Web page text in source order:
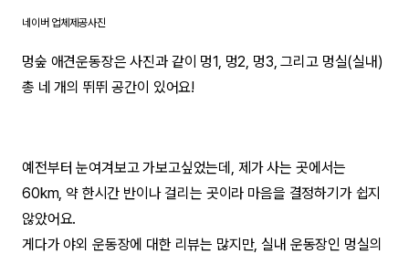
네이버 업체제공사진
멍숲 애견운동장은 사진과 같이 멍1, 멍2, 멍3, 그리고 멍실(실내)
총 네 개의 뛰뛰 공간이 있어요!
예전부터 눈여겨보고 가보고싶었는데, 제가 사는 곳에서는
60km, 약 한시간 반이나 걸리는 곳이라 마음을 결정하기가 쉽지
않았어요.
게다가 야외 운동장에 대한 리뷰는 많지만, 실내 운동장인 멍실의